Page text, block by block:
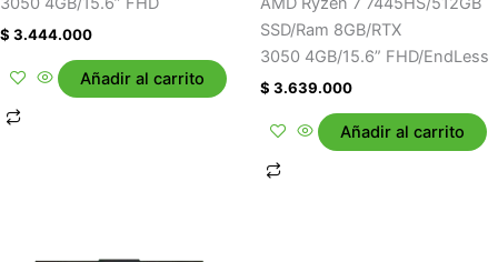
$ 3.444.000
Añadir al carrito
SSD/Ram 8GB/RTX
3050 4GB/15.6” FHD/EndLess
$ 3.639.000
Añadir al carrito